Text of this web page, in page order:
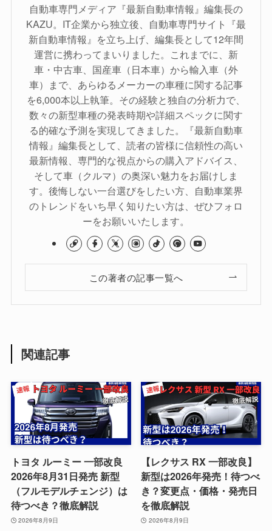
自動車専門メディア『最新自動車情報』編集長の
KAZU。IT企業から独立後、自動車専門サイト『最
新自動車情報』を立ち上げ、編集長として12年間
運営に携わってまいりました。これまでに、新
車・中古車、国産車（日本車）から輸入車（外
車）まで、あらゆるメーカーの車種に関する記事
を6,000本以上執筆。その経験と独自の分析力で、
数々の新型車種の発表時期や詳細スペックに関す
る的確な予測を実現してきました。『最新自動車
情報』編集長として、読者の皆様に信頼性の高い
最新情報、専門的な視点からの購入アドバイス、
そして車（クルマ）の奥深い魅力をお届けしま
す。後悔しない一台選びをしたい方、自動車業界
のトレンドをいち早く知りたい方は、ぜひフォロ
ーをお願いいたします。
この著者の記事一覧へ
関連記事
トヨタ ルーミー 一部改良
2026年8月31日発売 新型
（フルモデルチェンジ）は
待つべき？徹底解説
2026年8月9日
【レクサス RX 一部改良】
新型は2026年発売！待つべ
き？変更点・価格・発売日
を徹底解説
2026年8月9日